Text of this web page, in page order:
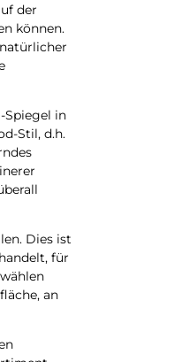
der
können.
Spiegel in
Stil, d.h.
Dies ist
für
an